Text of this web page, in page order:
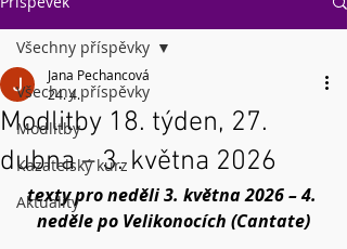
Všechny příspěvky
Modlitby
Kazatelský kurz
Aktuality
Všechny příspěvky
Modlitby 18. týden, 27.
dubna – 3. května 2026
Jana Pechancová
24. 4.
texty pro neděli 3. května 2026 – 4.
neděle po Velikonocích (Cantate)